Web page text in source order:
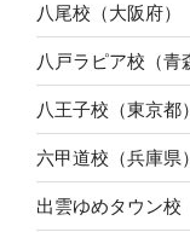
八尾校（大阪府）
八戸ラピア校（青
八王子校（東京都）
六甲道校（兵庫県）
出雲ゆめタウン校